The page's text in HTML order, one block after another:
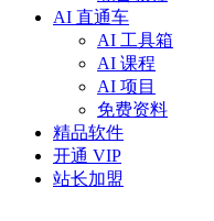
AI 直通车
AI 工具箱
AI 课程
AI 项目
免费资料
精品软件
开通 VIP
站长加盟